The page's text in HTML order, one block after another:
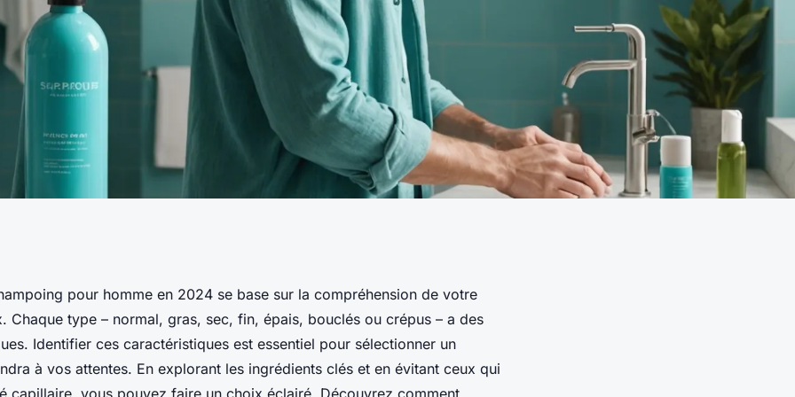
en 2024 selon
pour homme en 2024 se base sur la compréhension de votre
Chaque type – normal, gras, sec, fin, épais, bouclés ou crépus – a des
Identifier ces caractéristiques est essentiel pour sélectionner un
à vos attentes. En explorant les ingrédients clés et en évitant ceux qui
capillaire, vous pouvez faire un choix éclairé. Découvrez comment